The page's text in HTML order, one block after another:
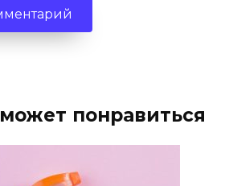
понравиться